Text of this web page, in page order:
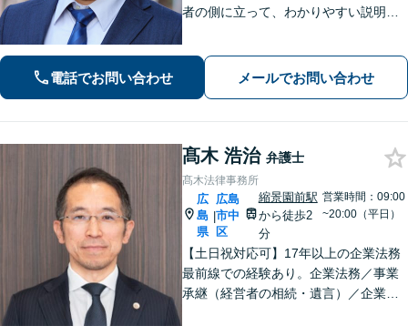
者の側に立って、わかりやすい説明を
軽にご相談ください【WEB面談可】
【広島電鉄舟入町駅・土橋駅徒歩5分】
電話でお問い合わせ メールでお問い合わせ
髙木 浩治 弁護士
髙木法律事務所
広
島
県
|
広島
市中
区
縮景園前駅
から徒歩2
分
営業時間：09:00
~20:00（平日）
【土日祝対応可】17年以上の企業法務
最前線での経験あり。企業法務／事業
承継（経営者の相続・遺言）／企業の